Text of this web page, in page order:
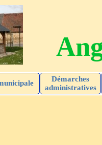
Démarches
administratives